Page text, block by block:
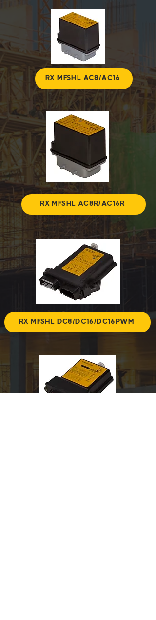
RX MFSHL AC8/AC16
RX MFSHL AC8R/AC16R
RX MFSHL DC8/DC16/DC16PWM